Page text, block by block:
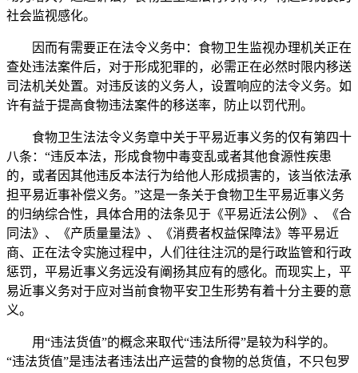
社会监视感化。
因而有需要正在法令义务中：食物卫生监视办理机关正在
查处违法案件后，对于形成犯罪的，必需正在必然时限内移送
司法机关处置。对违反该的义务人，设置响应的法令义务。如
许有益于提高食物违法案件的移送率，防止以罚代刑。
食物卫生法法令义务章中关于平易近事义务的仅有第四十
八条：“违反本法，形成食物中毒变乱或者其他食源性疾患
的，或者因其他违反本法行为给他人形成损害的，该当依法承
担平易近事补偿义务。”这是一条关于食物卫生平易近事义务
的归纳综合性，具体合用的法条见于《平易近法公例》、《合
同法》、《产质量量法》、《消费者权益保障法》等平易近
商、正在法令实施过程中，人们往往注沉的是行政监管和行政
惩罚，平易近事义务远没有阐扬其应有的感化。而现实上，平
易近事义务对于应对当前食物平安卫生形势有着十分主要的意
义。
用“违法货值”的概念来取代“违法所得”是较为科学的。
“违法货值”是违法者违法出产运营的食物的总货值，不只包罗